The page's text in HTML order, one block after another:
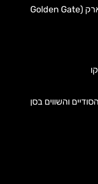
פארק שער הזהב | גולדן גייט פארק (Golden Gate
והשווים בסן